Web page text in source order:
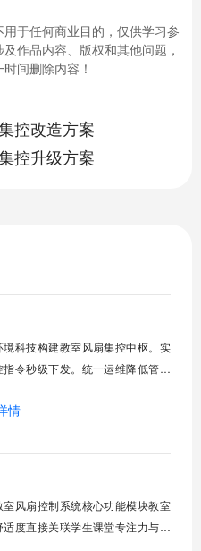
于任何商业目的，仅供学习参
作品内容、版权和其他问题，
间删除内容！
控改造方案
控升级方案
境科技构建教室风扇集控中枢。实
指令秒级下发。统一运维降低管理
。保障教学环境温湿度适宜。数
：远程集中控制。智能定时调度。
应调节。能耗监测统计。故障预
情
室风扇控制系统核心功能模块教室
适度直接关联学生课堂专注力与学